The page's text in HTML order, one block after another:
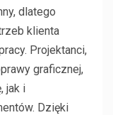
dlatego
klienta
Projektanci,
graficznej,
jak i
Dzięki